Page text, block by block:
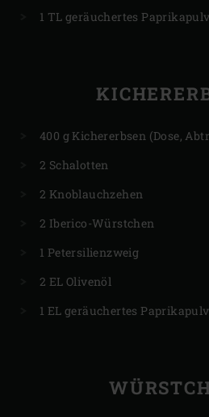
1 TL geräuchertes
400 g Kichererbsen (Dose,
2 Schalotten
2 Knoblauchzehen
2 Iberico-Würstchen
1 Petersilienzweig
2 EL Olivenöl
1 EL geräuchertes